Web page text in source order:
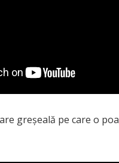
greșeală pe care o